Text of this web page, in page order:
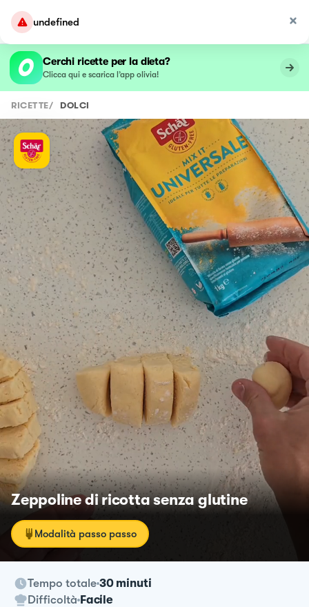
undefined
Cerchi ricette per la dieta?
Clicca qui e scarica l’app olivia!
RICETTE/ DOLCI
Zeppoline di ricotta senza glutine
Modalità passo passo
Tempo totale 30 minuti
Difficoltà Facile